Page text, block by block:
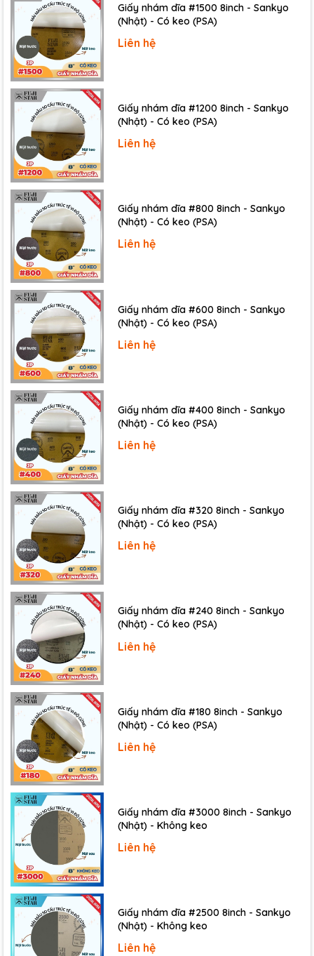
Giấy nhám dĩa #1500 8inch - Sankyo
(Nhật) - Có keo (PSA)
Liên hệ
Giấy nhám dĩa #1200 8inch - Sankyo
(Nhật) - Có keo (PSA)
Liên hệ
Giấy nhám dĩa #800 8inch - Sankyo
(Nhật) - Có keo (PSA)
Liên hệ
Giấy nhám dĩa #600 8inch - Sankyo
(Nhật) - Có keo (PSA)
Liên hệ
Giấy nhám dĩa #400 8inch - Sankyo
(Nhật) - Có keo (PSA)
Liên hệ
Giấy nhám dĩa #320 8inch - Sankyo
(Nhật) - Có keo (PSA)
Liên hệ
Giấy nhám dĩa #240 8inch - Sankyo
(Nhật) - Có keo (PSA)
Liên hệ
Giấy nhám dĩa #180 8inch - Sankyo
(Nhật) - Có keo (PSA)
Liên hệ
Giấy nhám dĩa #3000 8inch - Sankyo
(Nhật) - Không keo
Liên hệ
Giấy nhám dĩa #2500 8inch - Sankyo
(Nhật) - Không keo
Liên hệ